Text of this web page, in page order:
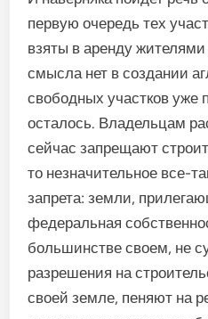
первую очередь тех
взяты в аренду
смысла нет в создании
свободных участков уже
осталось. Владельцам
сейчас запрещают
то незначительное все-
запрета: земли,
федеральная
большинстве своем, не
разрешения на
своей земле, пеняют на